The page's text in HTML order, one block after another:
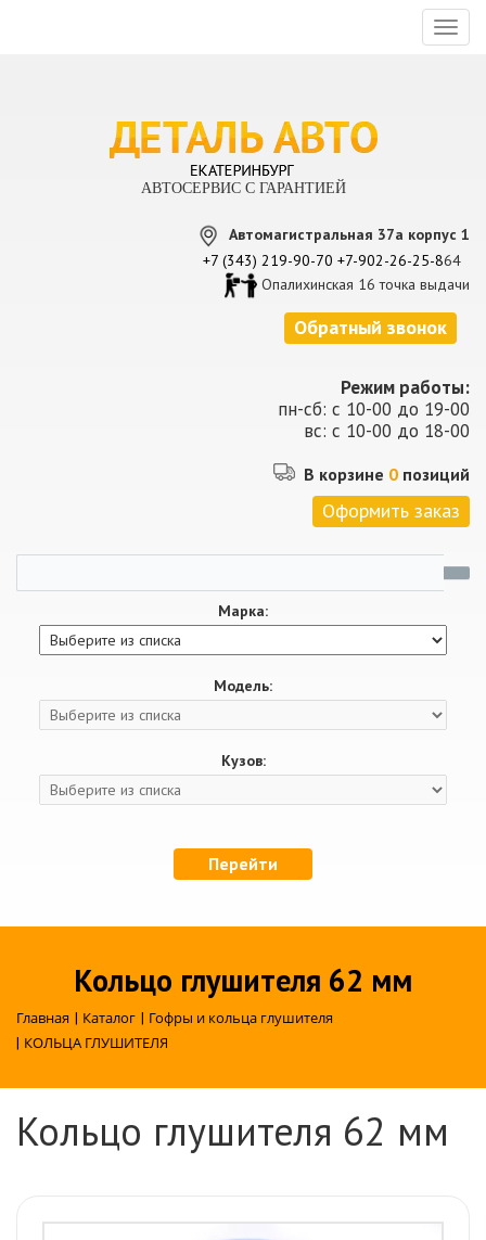
АВТОСЕРВИС С ГАРАНТИЕЙ
Автомагистральная 37а корпус 1
+7 (343) 219-90-70 +7-902-26-25-864
Опалихинская 16 точка выдачи
Обратный звонок
Режим работы:
пн-сб: с 10-00 до 19-00
вс: с 10-00 до 18-00
В корзине 0 позиций
Оформить заказ
Марка:
Модель:
Кузов:
Перейти
Кольцо глушителя 62 мм
Главная | Каталог | Гофры и кольца глушителя
| КОЛЬЦА ГЛУШИТЕЛЯ
Кольцо глушителя 62 мм